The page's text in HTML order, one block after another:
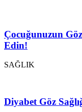
Çocuğunuzun
Edin!
SAĞLIK
Diyabet Göz